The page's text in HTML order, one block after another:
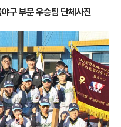
구 부문 우승팀 단체사진